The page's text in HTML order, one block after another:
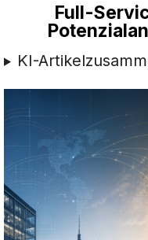
Full-
KI-